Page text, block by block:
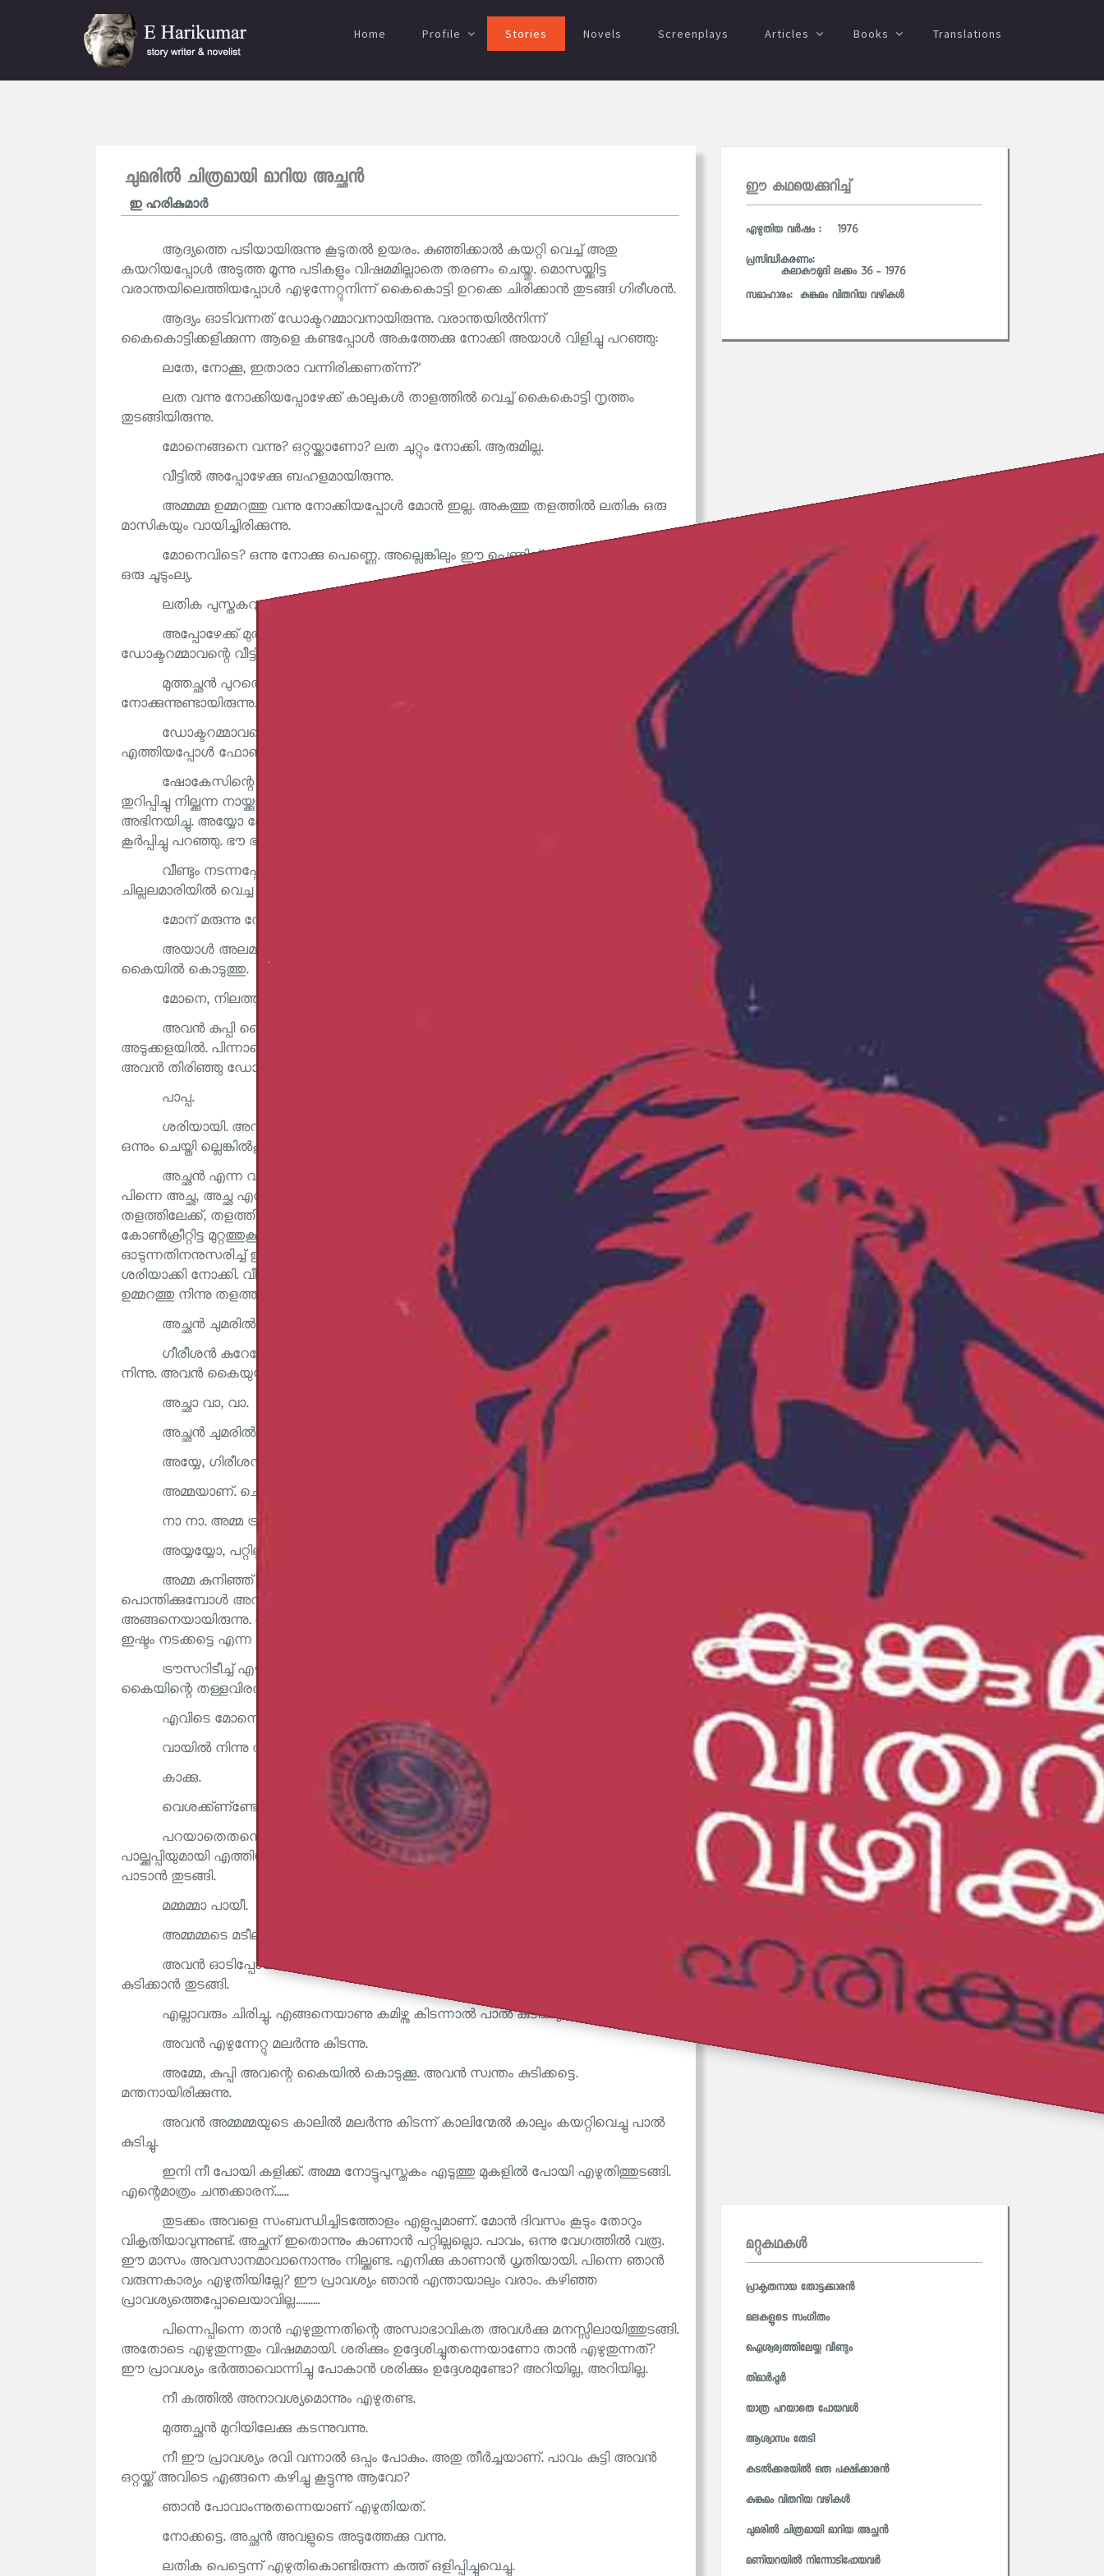
Home Profile Stories Novels Screenplays Articles Books Translations
ചുമരിൽ ചിത്രമായി മാറിയ അച്ഛൻ
ഇ ഹരികുമാര്‍
ആദ്യത്തെ പടിയായിരുന്നു കൂടുതൽ ഉയരം. കുഞ്ഞിക്കാൽ കയറ്റി വെച്ച് അതു
കയറിയപ്പോൾ അടുത്ത മൂന്നു പടികളും വിഷമമില്ലാതെ തരണം ചെയ്തു. മൊസയ്ക്കിട്ട
വരാന്തയിലെത്തിയപ്പോൾ എഴുന്നേറ്റുനിന്ന് കൈകൊട്ടി ഉറക്കെ ചിരിക്കാൻ തുടങ്ങി ഗിരീശൻ.
ആദ്യം ഓടിവന്നത് ഡോക്ടറമ്മാവനായിരുന്നു. വരാന്തയിൽനിന്ന്
കൈകൊട്ടിക്കളിക്കുന്ന ആളെ കണ്ടപ്പോൾ അകത്തേക്കു നോക്കി അയാൾ വിളിച്ചു പറഞ്ഞു:
ലതേ, നോക്കൂ, ഇതാരാ വന്നിരിക്കണത്ന്ന്?'
ലത വന്നു നോക്കിയപ്പോഴേക്ക് കാലുകൾ താളത്തിൽ വെച്ച് കൈകൊട്ടി നൃത്തം
തുടങ്ങിയിരുന്നു.
മോനെങ്ങനെ വന്നു? ഒറ്റയ്ക്കാണോ? ലത ചുറ്റും നോക്കി. ആരുമില്ല.
വീട്ടിൽ അപ്പോഴേക്കു ബഹളമായിരുന്നു.
അമ്മമ്മ ഉമ്മറത്തു വന്നു നോക്കിയപ്പോൾ മോൻ ഇല്ല. അകത്തു തളത്തിൽ ലതിക ഒരു
മാസികയും വായിച്ചിരിക്കുന്നു.
മോനെവിടെ? ഒന്നു നോക്കു പെണ്ണെ. അല്ലെങ്കിലും ഈ പെണ്ണിന് മോന്റെ കാര്യത്തിൽ
ഒരു ചൂടുംല്യ.
ലതിക പുസ്തകവും നിലത്തിട്ട് എഴുന്നേറ്റു. ഈ ചെക്കൻ!
അപ്പോഴേക്ക് മുത്തച്ഛൻ പുറത്തെ സ്വീകരണമുറിയിൽനിന്ന് വിളിച്ചു പറഞ്ഞു. മോൻ
ഡോക്ടറമ്മാവന്റെ വീട്ടിലുണ്ട്. ഈ അമ്മമ്മയൊന്നു പരിഭ്രമിക്കാതിരിക്ക്വോ?
മുത്തച്ഛൻ പുറത്തെ മുറിയിലിരുന്നു കൊണ്ടു പേരക്കുട്ടിയുടെ പുരോഗതി
നോക്കുന്നുണ്ടായിരുന്നു. ഉമ്മറത്തു നില്ക്കുന്ന അമ്മമ്മയ്ക്കു മുത്തച്ഛനെ കാണാൻ പറ്റില്ല.
ഡോക്ടറമ്മാവന്റെ വീട്ടിലെത്തിയ ഗിരീശൻ തന്റെ സർവ്വെ തുടങ്ങി. തളത്തിൽ
എത്തിയപ്പോൾ ഫോൺ ചൂണ്ടിക്കാട്ടി അവൻ പറഞ്ഞു. ണിം ണിം. അലോ!
ഷോകേസിന്റെ മുമ്പിൽ കുറെ നേരം നിന്നു. പിന്നെ പാവക്കുട്ടികൾക്കിടയിൽ കണ്ണും
തുറിപ്പിച്ചു നില്ക്കുന്ന നായ്ക്കുട്ടിയെ ചൂണ്ടി അവൻ പറഞ്ഞു: ഭൗ ഭൗ. ഡോക്ടറമ്മാവൻ പേടി
അഭിനയിച്ചു. അയ്യോ മോനെ, ഭൗ ഭൗ കടിക്കുമോ? അവൻ കുഞ്ഞിക്കണ്ണു വലുതാക്കി ചുണ്ടു
കൂർപ്പിച്ചു പറഞ്ഞു. ഭൗ ഭൗ.
വീണ്ടും നടന്നപ്പോൾ എത്തിയത് ഡോക്ടറമ്മാവന്റെ കൺസൽട്ടേഷൻ മുറിയിലാണ്.
ചില്ലലമാരിയിൽ വെച്ച മരുന്നു കുപ്പികൾ ചൂണ്ടിക്കാട്ടി അവൻ പറഞ്ഞു: മന്ന്, മന്ന്.
മോന് മരുന്നു വേണോ?
അയാൾ അലമാരിയിൽനിന്ന് കാൽസിയം സിറപ്പിന്റെ ഒരു കുപ്പിയെടുത്ത് അവന്റെ
കൈയിൽ കൊടുത്തു.
മോനെ, നിലത്തിടല്ലെ.
അവൻ കുപ്പി കൈയിൽ വാങ്ങി ഉറക്കെ ചിരിച്ചു. വീണ്ടും യാത്ര തുടങ്ങി. എത്തിച്ചേർന്നത്
അടുക്കളയിൽ. പിന്നാലെ ഡോക്ടറമ്മായിയുമുണ്ടായിരുന്നു. അടുക്കളയിലെത്തിയപ്പോൾ
അവൻ തിരിഞ്ഞു ഡോക്ടറമ്മായിയോടു പറഞ്ഞു:
പാപ്പ.
ശരിയായി. അവൾ പറഞ്ഞു. പാപ്പ തന്നാൽ നിന്റെ അമ്മ എന്നെ തല്ലില്ലെ? ഇനി അമ്മ
ഒന്നും ചെയ്തി ല്ലെങ്കിൽക്കൂടി നിന്റെ അച്ഛനറിഞ്ഞാൽ ശരിയായി.
അച്ഛൻ എന്ന വാക്കു കേട്ടയുടനെ അവൻ നിശ്ശബ്ദനായി ആലോചിക്കാൻ തുടങ്ങി.
പിന്നെ അച്ഛ, അച്ഛ എന്നു പറഞ്ഞു കൊണ്ടു തിരിഞ്ഞ് ഓടി. അടുക്കളയിൽ നിന്നു
തളത്തിലേക്ക്, തളത്തിൽനിന്നു പൂമുഖത്തേക്ക്. പിന്നെ ഒതുക്കുകൾ ചടുപിടുന്നനെ ഇറങ്ങി
കോൺക്രീറ്റിട്ട മുറ്റത്തുകൂടെ അവന്റെ വീട്ടിലേക്കോടി. അരഞ്ഞാണിന്റെ മുത്തുമണി അവൻ
ഓടുന്നതിനനുസരിച്ച് ഇളകി അവന്റെ ചുക്കുമണിമേൽ നൃത്തം വയ്ക്കുന്നതു മുത്തച്ഛൻ കണ്ണട
ശരിയാക്കി നോക്കി. വീട്ടിന്റെ ഒതുക്കുകല്ലുകൾ ചെറുതായതു കൊണ്ട് അവനു വേഗം കയറാം.
ഉമ്മറത്തു നിന്നു തളത്തിലേക്ക് അവൻ ഓടി. തളത്തിൽ ചുമരിന്നരികെ അവൻ നിന്നു.
അച്ഛൻ ചുമരിൽ ഒരു ചിത്രമായി മാറിയിരുന്നു.
ഗീരീശൻ കുറേനേരം അച്ഛനെ നോക്കി നിന്നു. മുഖത്തു പറ്റിപ്പിടിച്ച ചിരിയുമായി അച്ഛൻ
നിന്നു. അവൻ കൈയുയർത്തി മാടി വിളിച്ചു.
അച്ഛാ വാ, വാ.
അച്ഛൻ ചുമരിൽ ചിത്രമായി ചിരിച്ചു കൊണ്ടു നിന്നു.
അയ്യേ, ഗിരീശൻ ട്രൗസറിട്ടിട്ടില്ലെ? പെൺകുട്ടികളൊക്കെണ്ടല്ലൊ അവിടീം ഇവിടീം.
അമ്മയാണ്. ചെറിയമ്മയുടെ എട്ടുമാസമായ മോൾ തളത്തിൽ നീന്തിക്കളിച്ചിരുന്നു.
നാ നാ. അമ്മ ട്രൗസറുമായി വന്നപ്പോൾ അവൻ പറഞ്ഞു, നാ നാ.
അയ്യയ്യോ, പറ്റില്ല. ഇതിടൂ.
അമ്മ കുനിഞ്ഞ് അവനെ ട്രൗസറിടീച്ചു. ആദ്യം ഇടത്തെ കാൽ, ഒരു കാൽ
പൊന്തിക്കുമ്പോൾ അവൻ താങ്ങിനായി അമ്മയുടെ ചുമലിൽ ചാരി. അവന്റെ കാര്യം എല്ലാം
അങ്ങനെയായിരുന്നു. ആദ്യം ഒന്നു പ്രതിഷേധിച്ചു നോക്കും, പറ്റിയില്ലെങ്കിൽ പിന്നെ നിങ്ങളുടെ
ഇഷ്ടം നടക്കട്ടെ എന്ന മട്ടിൽ സമ്മതിച്ചുകൊടുക്കും.
ട്രൗസറിടീച്ച് എഴുന്നേല്ക്കാൻ നോക്കുമ്പോഴാണ് അമ്മ കണ്ടത്. അവന്റെ ഇടത്തെ
കൈയിന്റെ തള്ളവിരൽ വായിലെത്തിയിരിക്കുന്നു.
എവിടെ മോനെ നിന്റെ വിരൽ?
വായിൽ നിന്നു വിരലെടുക്കാതെ അവൻ പറഞ്ഞു.
കാക്കു.
വെശക്ക്ണ്‌ണ്ടോ? അമ്മമ്മയോടു പാലു തരാൻ പറെ.
പറയാതെതന്നെ അമ്മമ്മയ്ക്കു പേരക്കുട്ടിയുടെ ആവശ്യങ്ങൾ അറിയാമായിരുന്നു. അവർ
പാല്ക്കുപ്പിയുമായി എത്തിയിരിക്കുന്നു. പാൽക്കുപ്പി കണ്ടയുടനെ ഗിരീശനു സന്തോഷമായി. അവൻ
പാടാൻ തുടങ്ങി.
മമ്മമ്മാ പായീ.
അമ്മമ്മടെ മടീലിയ്ക്ക് ഓടിവരു മോനെ.
അവൻ ഓടിപ്പോയി അമ്മമ്മയുടെ മടിയിലേക്കു വീണു കമിഴ്ന്നുകിടന്നു വീണ്ടും വിരൽ
കുടിക്കാൻ തുടങ്ങി.
എല്ലാവരും ചിരിച്ചു. എങ്ങനെയാണു കമിഴ്ന്നു കിടന്നാൽ പാൽ കുടിക്ക്യാ?
അവൻ എഴുന്നേറ്റു മലർന്നു കിടന്നു.
അമ്മേ, കുപ്പി അവന്റെ കൈയിൽ കൊടുക്കൂ. അവൻ സ്വന്തം കുടിക്കട്ടെ.
മന്തനായിരിക്കുന്നു.
അവൻ അമ്മമ്മയുടെ കാലിൽ മലർന്നു കിടന്ന് കാലിന്മേൽ കാലും കയറ്റിവെച്ചു പാൽ
കുടിച്ചു.
ഇനി നീ പോയി കളിക്ക്. അമ്മ നോട്ടുപുസ്തകം എടുത്തു മുകളിൽ പോയി എഴുതിത്തുടങ്ങി.
എന്റെമാത്രം ചന്തക്കാരന്......
തുടക്കം അവളെ സംബന്ധിച്ചിടത്തോളം എളുപ്പമാണ്. മോൻ ദിവസം കൂടും തോറും
വികൃതിയാവുന്നുണ്ട്. അച്ഛന് ഇതൊന്നും കാണാൻ പറ്റില്ലല്ലൊ. പാവം, ഒന്നു വേഗത്തിൽ വരൂ.
ഈ മാസം അവസാനമാവാനൊന്നും നില്ക്കണ്ട. എനിക്കു കാണാൻ ധൃതിയായി. പിന്നെ ഞാൻ
വരുന്നകാര്യം എഴുതിയില്ലേ? ഈ പ്രാവശ്യം ഞാൻ എന്തായാലും വരാം. കഴിഞ്ഞ
പ്രാവശ്യത്തെപ്പോലെയാവില്ല..........
പിന്നെപ്പിന്നെ താൻ എഴുതുന്നതിന്റെ അസ്വാഭാവികത അവൾക്കു മനസ്സിലായിത്തുടങ്ങി.
അതോടെ എഴുതുന്നതും വിഷമമായി. ശരിക്കും ഉദ്ദേശിച്ചുതന്നെയാണോ താൻ എഴുതുന്നത്?
ഈ പ്രാവശ്യം ഭർത്താവൊന്നിച്ചു പോകാൻ ശരിക്കും ഉദ്ദേശമുണ്ടോ? അറിയില്ല, അറിയില്ല.
നീ കത്തിൽ അനാവശ്യമൊന്നും എഴുതണ്ട.
മുത്തച്ഛൻ മുറിയിലേക്കു കടന്നുവന്നു.
നീ ഈ പ്രാവശ്യം രവി വന്നാൽ ഒപ്പം പോകും. അതു തീർച്ചയാണ്. പാവം കുട്ടി അവൻ
ഒറ്റയ്ക്ക് അവിടെ എങ്ങനെ കഴിച്ചു കൂട്ടുന്നു ആവോ?
ഞാൻ പോവാംന്നുതന്നെയാണ് എഴുതിയത്.
നോക്കട്ടെ. അച്ഛൻ അവളുടെ അടുത്തേക്കു വന്നു.
ലതിക പെട്ടെന്ന് എഴുതികൊണ്ടിരുന്ന കത്ത് ഒളിപ്പിച്ചുവെച്ചു.
ഈ കഥയെക്കുറിച്ച്
എഴുതിയ വര്‍ഷം : 1976
പ്രസിദ്ധീകരണം:
കലാകൗമുദി ലക്കം 36 - 1976
സമാഹാരം: കുങ്കുമം വിതറിയ വഴികള്‍
മറ്റുകഥകള്‍
പ്രാകൃതനായ തോട്ടക്കാരൻ
മലകളുടെ സംഗീതം
ഐശ്വര്യത്തിലേയ്ക്കു വീണ്ടും
തിമാർപ്പൂർ
യാത്ര പറയാതെ പോയവൾ
ആശ്വാസം തേടി
കടൽക്കരയിൽ ഒരു പക്ഷിക്കാരൻ
കുങ്കുമം വിതറിയ വഴികൾ
ചുമരിൽ ചിത്രമായി മാറിയ അച്ഛൻ
മണിയറയിൽ നിന്നോടിപ്പോയവർ